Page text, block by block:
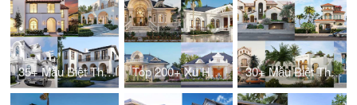
35+ Mẫu Biệt Thự 2 Tầng Kiểu Châu Âu Đẳng Cấp Năm 2024 Top 200+ Xu Hướng Biệt Thự 1 Tầng Tân Cổ Điển Năm Nay 30+ Mẫu Biệt Thự Địa Trung Hải Được Yêu Thích Nhất